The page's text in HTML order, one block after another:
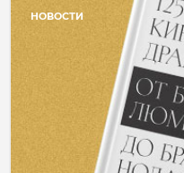
НОВОСТИ